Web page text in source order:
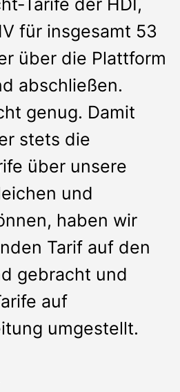
für insgesamt 53
über die Plattform
abschließen.
genug. Damit
stets die
über unsere
und
haben wir
Tarif auf den
gebracht und
auf
umgestellt.